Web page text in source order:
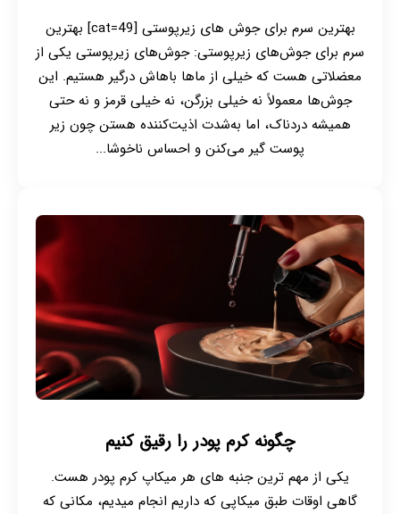
بهترین سرم برای جوش های زیرپوستی [cat=49] بهترین
سرم برای جوش‌های زیرپوستی: جوش‌های زیرپوستی یکی از
معضلاتی هست که خیلی از ماها باهاش درگیر هستیم. این
جوش‌ها معمولاً نه خیلی بزرگن، نه خیلی قرمز و نه حتی
همیشه دردناک، اما به‌شدت اذیت‌کننده هستن چون زیر
پوست گیر می‌کنن و احساس ناخوشا...
چگونه کرم پودر را رقیق کنیم
یکی از مهم ترین جنبه های هر میکاپ کرم پودر هست.
گاهی اوقات طبق میکاپی که داریم انجام میدیم، مکانی که